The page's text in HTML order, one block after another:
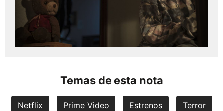
Temas de esta nota
Netflix Prime Video Estrenos Terror